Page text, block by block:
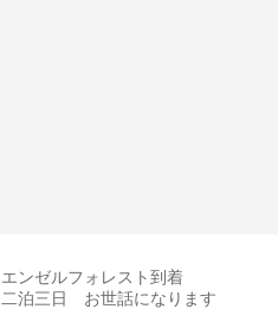
エンゼルフォレスト到着
二泊三日 お世話になります